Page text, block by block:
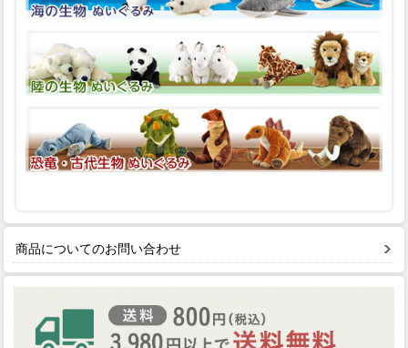
商品についてのお問い合わせ